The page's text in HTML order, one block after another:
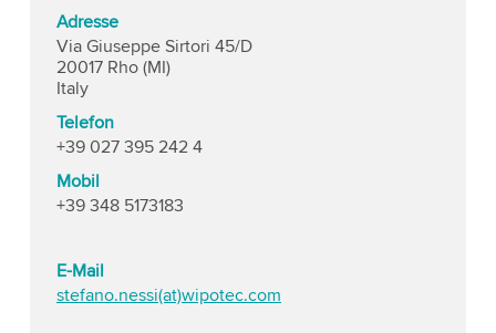
Adresse
Via Giuseppe Sirtori 45/D
20017 Rho (MI)
Italy
Telefon
+39 027 395 242 4
Mobil
+39 348 5173183
E-Mail
stefano.nessi(at)wipotec.com